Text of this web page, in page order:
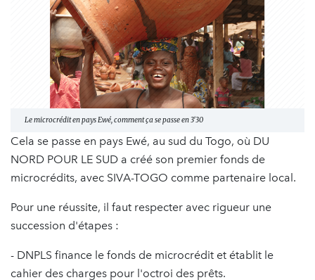
Le microcrédit en pays Ewé, comment ça se passe en 3'30
Cela se passe en pays Ewé, au sud du Togo, où DU
NORD POUR LE SUD a créé son premier fonds de
microcrédits, avec SIVA-TOGO comme partenaire local.
Pour une réussite, il faut respecter avec rigueur une
succession d'étapes :
- DNPLS finance le fonds de microcrédit et établit le
cahier des charges pour l'octroi des prêts.